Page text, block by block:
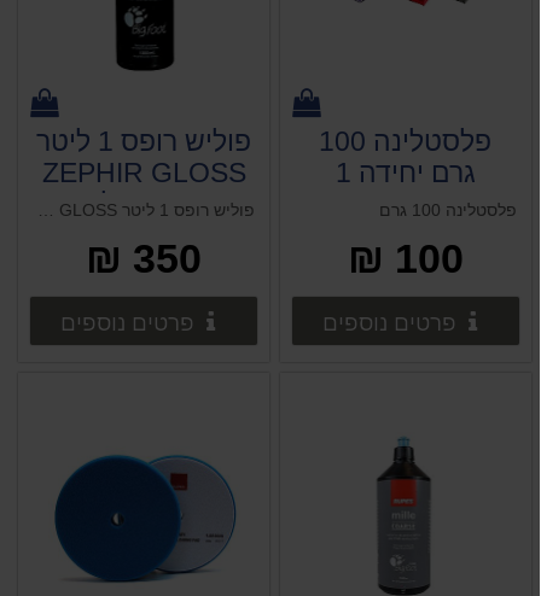
פלסטלינה 100
גרם יחידה 1
פלסטלינה 100 גרם
100 ₪
פרטים נוספים פרטים נוספים
פוליש רופס 1 ליטר
ZEPHIR GLOSS
חסר במלאי
350 ₪
פרטים נוספים